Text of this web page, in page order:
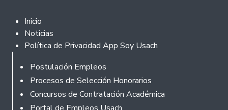
Footer 2
Inicio
Noticias
Política de Privacidad App Soy Usach
Rodapé
Postulación Empleos
Procesos de Selección Honorarios
Concursos de Contratación Académica